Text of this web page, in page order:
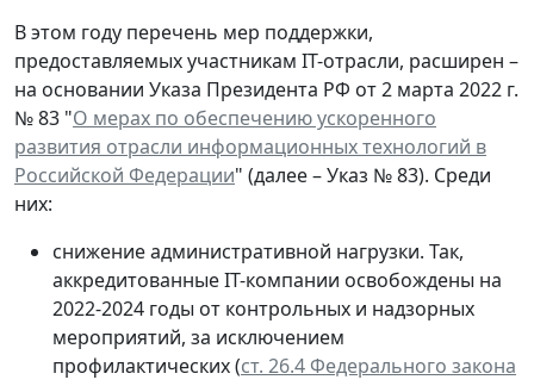
В этом году перечень мер поддержки,
предоставляемых участникам IT-отрасли, расширен –
на основании Указа Президента РФ от 2 марта 2022 г.
№ 83 "О мерах по обеспечению ускоренного
развития отрасли информационных технологий в
Российской Федерации" (далее – Указ № 83). Среди
них:
снижение административной нагрузки. Так,
аккредитованные IT-компании освобождены на
2022-2024 годы от контрольных и надзорных
мероприятий, за исключением
профилактических (ст. 26.4 Федерального закона